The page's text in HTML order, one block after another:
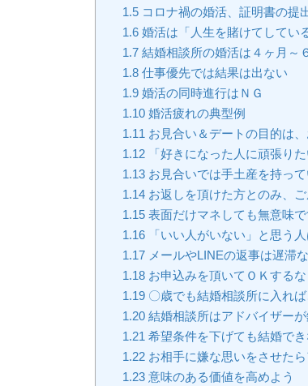
1.5コロナ禍の婚活、証明書の提
1.6婚活は「人生を賭けてしてい
1.7結婚相談所の婚活は４ヶ月～
1.8仕事優先では結果は出ない
1.9婚活の同時進行はＮＧ
1.10婚活疲れの典型例
1.11 お見合い＆デートの目的は
1.12「好きになった人に頑張り
1.13お見合いでは手土産を持って
1.14お返しを頂けた方とのみ、
1.15表面だけマネしても無意味で
1.16「いい人がいない」と思う人
1.17メールやLINEの返事は遅滞
1.18お申込みを頂いてＯＫする
1.19〇歳でも結婚相談所に入れ
1.20結婚相談所はアドバイザーが
1.21 希望条件を下げても結婚で
1.22お相手に嫌な思いをさせたら
1.23意味のある価値を高めよう